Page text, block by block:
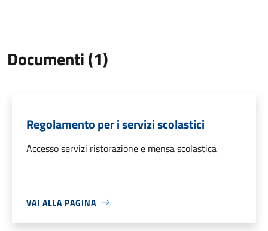
Documenti (1)
Regolamento per i servizi scolastici
Accesso servizi ristorazione e mensa scolastica
VAI ALLA PAGINA